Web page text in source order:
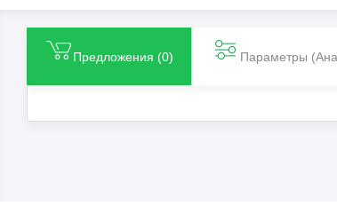
Предложения (0) Параметры